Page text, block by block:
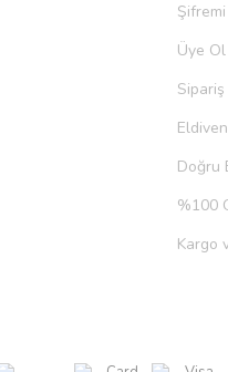
Üye Ol
Doğru
%100
Kargo